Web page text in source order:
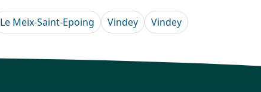
Le Meix-Saint-Epoing Vindey
Vindey